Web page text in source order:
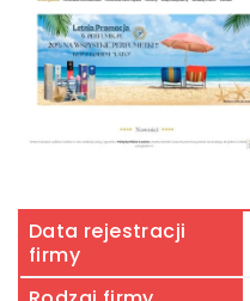
Data rejestracji
firmy